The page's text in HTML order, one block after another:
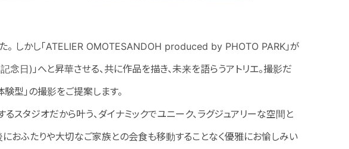
た。 しかし「ATELIER OMOTESANDOH produced by PHOTO PARK」が
念日)」へと昇華させる、共に作品を描き、未来を語らうアトリエ。撮影だ
験型」の撮影をご提案します。
タジオだから叶う、ダイナミックでユニーク、ラグジュアリーな空間と
におふたりや大切なご家族との会食も移動することなく優雅にお愉しみい